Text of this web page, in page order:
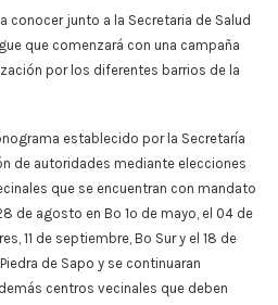
conocer junto a la Secretaria de Salud
que comenzará con una campaña
por los diferentes barrios de la
establecido por la Secretaría
de autoridades mediante elecciones
que se encuentran con mandato
de agosto en Bº 1º de mayo, el 04 de
11 de septiembre, Bº Sur y el 18 de
de Sapo y se continuaran
centros vecinales que deben